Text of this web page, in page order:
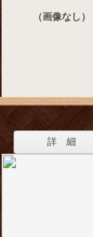
（画像なし）
詳 細